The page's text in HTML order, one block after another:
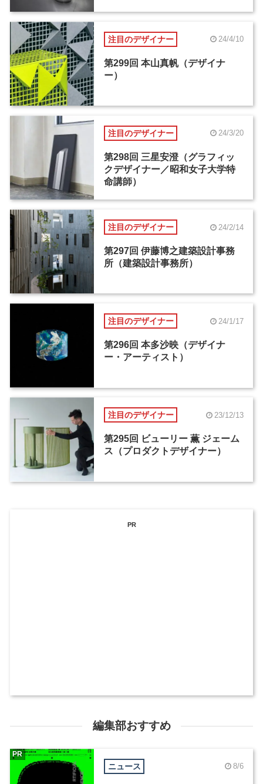
注目のデザイナー 24/4/10
第299回 本山真帆（デザイナ
ー）
注目のデザイナー 24/3/20
第298回 三星安澄（グラフィッ
クデザイナー／昭和女子大学特
命講師）
注目のデザイナー 24/2/14
第297回 伊藤博之建築設計事務
所（建築設計事務所）
注目のデザイナー 24/1/17
第296回 本多沙映（デザイナ
ー・アーティスト）
注目のデザイナー 23/12/13
第295回 ビューリー 薫 ジェーム
ス（プロダクトデザイナー）
PR
編集部おすすめ
ニュース 8/6
PR